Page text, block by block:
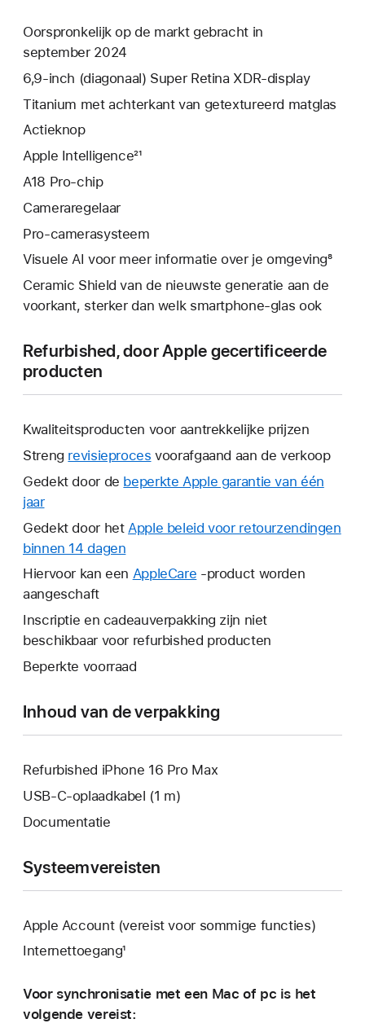
Oorspronkelijk op de markt gebracht in
september 2024
6,9‑inch (diagonaal) Super Retina XDR-display
Titanium met achterkant van getextureerd matglas
Actieknop
Apple Intelligence²¹
A18 Pro-chip
Cameraregelaar
Pro‑camerasysteem
Visuele AI voor meer informatie over je omgeving⁸
Ceramic Shield van de nieuwste generatie aan de
voorkant, sterker dan welk smartphone-glas ook
Refurbished, door Apple gecertificeerde
producten
Kwaliteitsproducten voor aantrekkelijke prijzen
Streng revisieproces voorafgaand aan de verkoop
Gedekt door de beperkte Apple garantie van één
jaarHierdoor
wordt
er
nieuw
venster
geopend.
Gedekt door het Apple beleid voor retourzendingen
binnen 14 dagen
wordt
nieuw
venster
geopend.
Hiervoor kan een AppleCare Hierdoor
er
een
-product worden
aangeschaft
Inscriptie en cadeauverpakking zijn niet
beschikbaar voor refurbished producten
Beperkte voorraad
Inhoud van de verpakking
Refurbished iPhone 16 Pro Max
USB‑C-oplaadkabel (1 m)
Documentatie
Systeemvereisten
Apple Account (vereist voor sommige functies)
Internettoegang¹
Voor synchronisatie met een Mac of pc is het
volgende vereist: